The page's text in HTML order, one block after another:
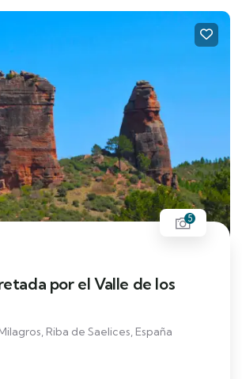
5
por el Valle de los
Riba de Saelices, España